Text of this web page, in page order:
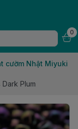
0
cườm Nhật Miyuki
Plum